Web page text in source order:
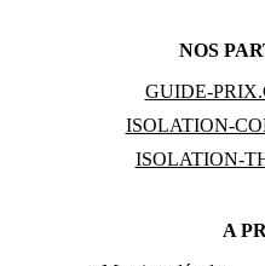
NOS
GUIDE-
ISOLATION-
ISOLATION-
A